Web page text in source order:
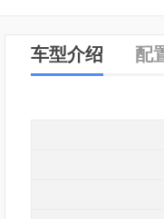
车型介绍 配